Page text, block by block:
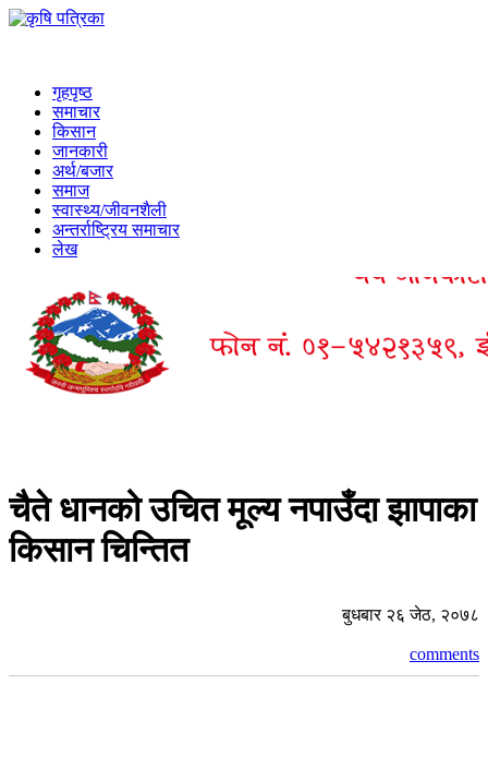
गृहपृष्ठ
समाचार
किसान
जानकारी
अर्थ/बजार
समाज
स्वास्थ्य/जीवनशैली
अन्तर्राष्ट्रिय समाचार
लेख
चैते धानको उचित मूल्य नपाउँदा झापाका
किसान चिन्तित
बुधबार २६ जेठ, २०७८
comments